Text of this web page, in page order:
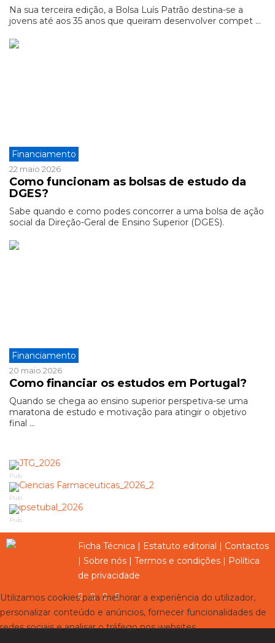
Na sua terceira edição, a Bolsa Luís Patrão destina-se a
jovens até aos 35 anos que queiram desenvolver compet ...
Financiamento
22 maio 2026
Como funcionam as bolsas de estudo da
DGES?
Sabe quando e como podes concorrer a uma bolsa de ação
social da Direção-Geral de Ensino Superior (DGES).
Financiamento
20 maio 2026
Como financiar os estudos em Portugal?
Quando se chega ao ensino superior perspetiva-se uma
maratona de estudo e motivação para atingir o objetivo
final ...
Pub
Pub
Pub
Ficha Técnica Estatuto editorial
Contactos
Sobre nós Termos e condições
Política
de privacidade
Utilizamos cookies para melhorar a experiência do utilizador,
personalizar conteúdo e anúncios, fornecer funcionalidades de
redes sociais e analisar o tráfego nos websites.